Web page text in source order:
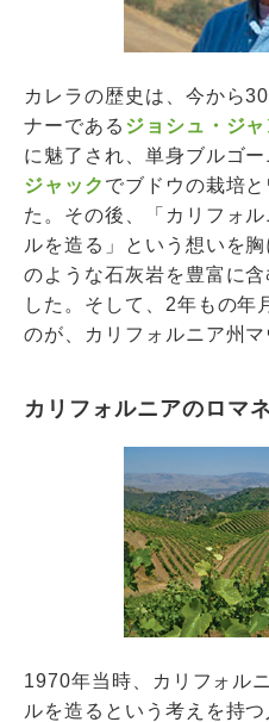
カレラの歴史は、今から
ナーである ジョシュ・ジ
に魅了され、単身ブルゴー
ジャック でブドウの栽培
た。その後、「カリフォ
ルを造る」という想いを
のような石灰岩を豊富に
した。そして、2年もの年
のが、カリフォルニア州
カリフォルニアのロマ
1970年当時、カリフォル
ルを造るという考えを持